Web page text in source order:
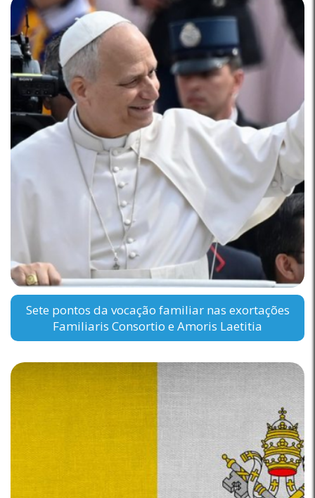
Sete pontos da vocação familiar nas exortações
Familiaris Consortio e Amoris Laetitia